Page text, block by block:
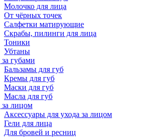
Молочко для лица
От чёрных точек
Салфетки матирующие
Скрабы, пилинги для лица
Тоники
Убтаны
губами
Бальзамы для губ
Кремы для губ
Маски для губ
Масла для губ
за лицом
Аксессуары для ухода за лицом
Гели для лица
Для бровей и ресниц